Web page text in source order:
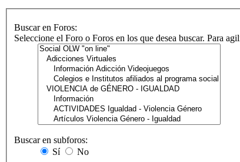
Buscar en Foros:
Seleccione el Foro o Foros en los que desea buscar. Para
Buscar en subforos:
Sí
No